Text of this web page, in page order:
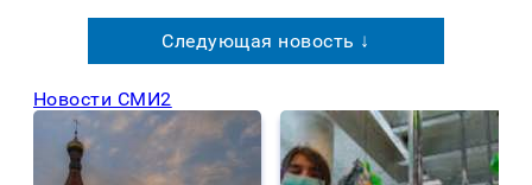
Следующая новость ↓
Новости СМИ2